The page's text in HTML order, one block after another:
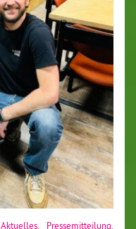
Aktuelles, Pressemitteilung